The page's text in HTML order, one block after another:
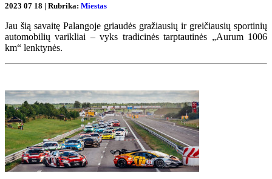
2023 07 18 | Rubrika: Miestas
Jau šią savaitę Palangoje griaudės gražiausių ir greičiausių sportinių
automobilių varikliai – vyks tradicinės tarptautinės „Aurum 1006
km“ lenktynės.